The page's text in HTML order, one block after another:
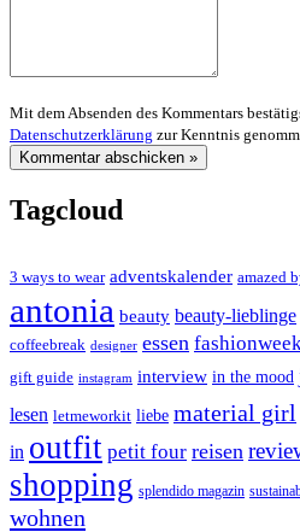
Mit dem Absenden des Kommentars
Datenschutzerklärung zur Kenntnis
Tagcloud
3 ways to wear adventskalender amazed
antonia beauty beauty-lieblinge
coffeebreak designer essen fashionweek
gift guide instagram interview in the mood
lesen letmeworkit liebe material girl
in outfit petit four reisen
shopping splendido magazin
wohnen